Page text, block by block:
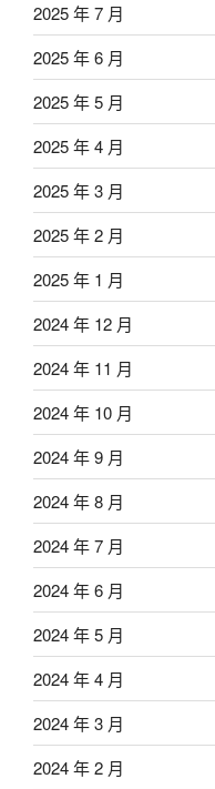
2025 年 7 月
2025 年 6 月
2025 年 5 月
2025 年 4 月
2025 年 3 月
2025 年 2 月
2025 年 1 月
2024 年 12 月
2024 年 11 月
2024 年 10 月
2024 年 9 月
2024 年 8 月
2024 年 7 月
2024 年 6 月
2024 年 5 月
2024 年 4 月
2024 年 3 月
2024 年 2 月